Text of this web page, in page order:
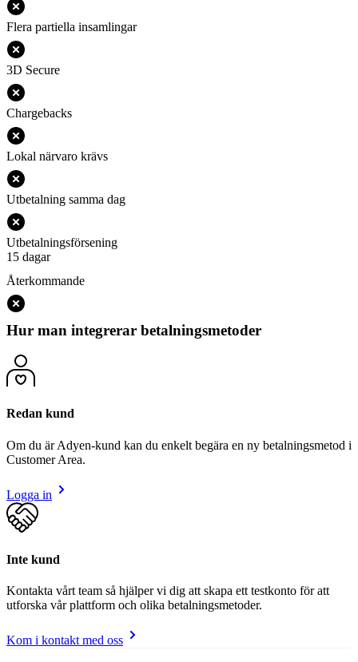
Flera partiella insamlingar
3D Secure
Chargebacks
Lokal närvaro krävs
Utbetalning samma dag
Utbetalningsförsening
15 dagar
Återkommande
Hur man integrerar betalningsmetoder
Redan kund
Om du är Adyen-kund kan du enkelt begära en ny betalningsmetod i
Customer Area.
Logga in
Inte kund
Kontakta vårt team så hjälper vi dig att skapa ett testkonto för att
utforska vår plattform och olika betalningsmetoder.
Kom i kontakt med oss